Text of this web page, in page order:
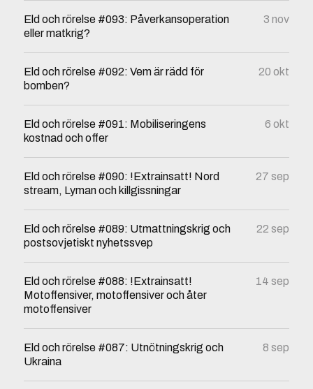
Eld och rörelse #093: Påverkansoperation
eller matkrig?
3 nov
Eld och rörelse #092: Vem är rädd för
bomben?
20 okt
Eld och rörelse #091: Mobiliseringens
kostnad och offer
6 okt
Eld och rörelse #090: !Extrainsatt! Nord
stream, Lyman och killgissningar
27 sep
Eld och rörelse #089: Utmattningskrig och
postsovjetiskt nyhetssvep
22 sep
Eld och rörelse #088: !Extrainsatt!
Motoffensiver, motoffensiver och åter
motoffensiver
14 sep
Eld och rörelse #087: Utnötningskrig och
Ukraina
8 sep